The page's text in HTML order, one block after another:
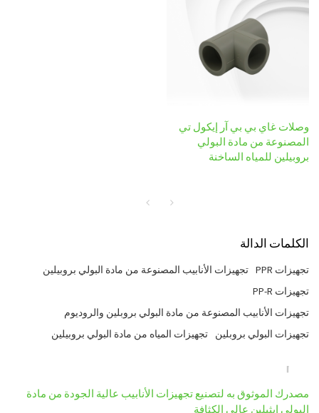
وصلات غاي بي بي آر إيكول تي
المصنوعة من مادة البولي
بروبيلين للمياه الساخنة
الكلمات الدالة
تجهيزات PPR
تجهيزات الأنابيب المصنوعة من مادة البولي بروبيلين
تجهيزات PP-R
تجهيزات الأنابيب المصنوعة من مادة البولي بروبلين والروديوم
تجهيزات البولي بروبلين تجهيزات المياه من مادة البولي بروبيلين
مصدرك الموثوق به لتصنيع تجهيزات الأنابيب عالية الجودة من مادة
البولي إيثيلين عالي الكثافة